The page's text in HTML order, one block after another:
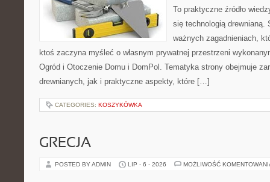
To praktyczne źródło
się technologią drewnianą.
ważnych zagadnieniach,
ktoś zaczyna myśleć o własnym prywatnej przestrzeni
Ogród i Otoczenie Domu i DomPol. Tematyka strony obejmuje
drewnianych, jak i praktyczne aspekty, które […]
CATEGORIES: KOSZYKÓWKA
GRECJA
POSTED BY ADMIN LIP - 6 - 2026 MOŻLIWOŚĆ